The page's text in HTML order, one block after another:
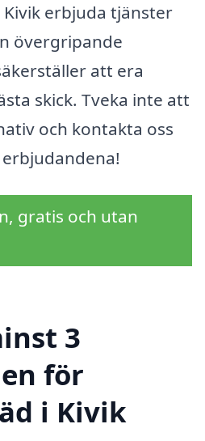
erbjuda tjänster
övergripande
att era
skick. Tveka inte att
och kontakta oss
gratis och utan
3
för
i Kivik